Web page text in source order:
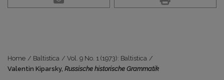
Home / Baltistica / Vol. 9 No. 1 (1973): Baltistica /
Valentin Kiparsky, Russische historische Grammatik